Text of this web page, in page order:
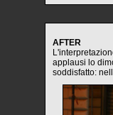
AFTER
applausi lo
soddisfatto: